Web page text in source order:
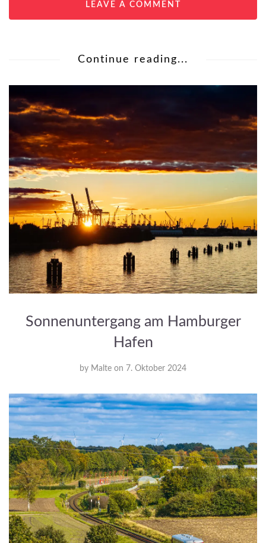
LEAVE A COMMENT
Continue reading...
Sonnenuntergang am Hamburger
Hafen
by Malte on 7. Oktober 2024